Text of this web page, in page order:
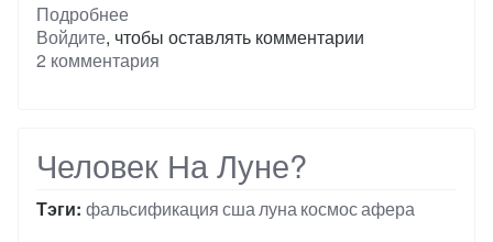
Подробнее
Куда
делся
Войдите, чтобы оставлять комментарии
2 комментария
Человек На Луне?
Тэги фальсификациясшалунакосмосафера